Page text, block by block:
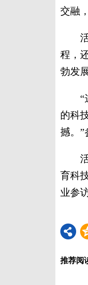
交融
活
程，
勃发
“这
的科
撼。”
活
育科
业参
推荐阅